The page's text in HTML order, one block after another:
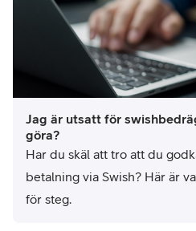
Jag är utsatt för
göra?
Har du skäl att tro att du
betalning via Swish? Här är
för steg.